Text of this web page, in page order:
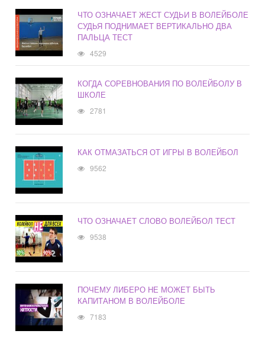
ЧТО ОЗНАЧАЕТ ЖЕСТ СУДЬИ В ВОЛЕЙБОЛЕ
СУДЬЯ ПОДНИМАЕТ ВЕРТИКАЛЬНО ДВА
ПАЛЬЦА ТЕСТ
4529
КОГДА СОРЕВНОВАНИЯ ПО ВОЛЕЙБОЛУ В
ШКОЛЕ
2781
КАК ОТМАЗАТЬСЯ ОТ ИГРЫ В ВОЛЕЙБОЛ
9562
ЧТО ОЗНАЧАЕТ СЛОВО ВОЛЕЙБОЛ ТЕСТ
9538
ПОЧЕМУ ЛИБЕРО НЕ МОЖЕТ БЫТЬ
КАПИТАНОМ В ВОЛЕЙБОЛЕ
7183